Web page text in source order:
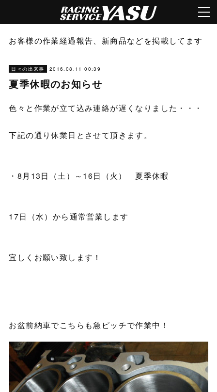
お客様の作業経過報告、新商品などを掲載してます
日々の出来事 2016.08.11 00:39
夏季休暇のお知らせ
色々と作業が立て込み連絡が遅くなりました・・・
下記の通り休業日とさせて頂きます。
・8月13日（土）～16日（火） 夏季休暇
17日（水）から通常営業します
宜しくお願い致します！
お盆前納車でこちらも急ピッチで作業中！